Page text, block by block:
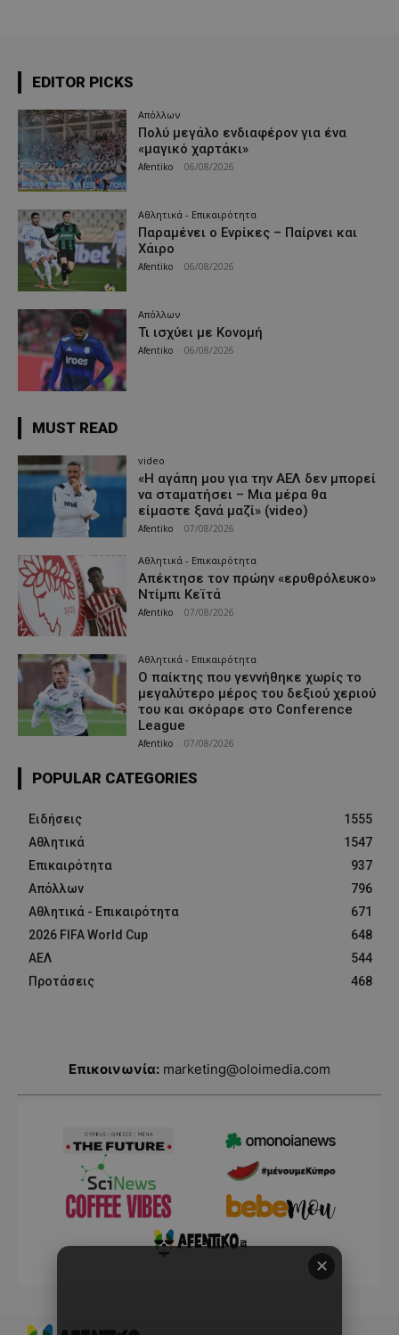
EDITOR PICKS
Απόλλων
Πολύ μεγάλο ενδιαφέρον για ένα
«μαγικό χαρτάκι»
Afentiko 06/08/2026
Αθλητικά - Επικαιρότητα
Παραμένει ο Ενρίκες – Παίρνει και
Χάιρο
Afentiko 06/08/2026
Απόλλων
Τι ισχύει με Κονομή
Afentiko 06/08/2026
MUST READ
video
«Η αγάπη μου για την ΑΕΛ δεν μπορεί
να σταματήσει – Μια μέρα θα
είμαστε ξανά μαζί» (video)
Afentiko 07/08/2026
Αθλητικά - Επικαιρότητα
Απέκτησε τον πρώην «ερυθρόλευκο»
Ντίμπι Κεϊτά
Afentiko 07/08/2026
Αθλητικά - Επικαιρότητα
Ο παίκτης που γεννήθηκε χωρίς το
μεγαλύτερο μέρος του δεξιού χεριού
του και σκόραρε στο Conference
League
Afentiko 07/08/2026
POPULAR CATEGORIES
Ειδήσεις
1555
Αθλητικά
1547
Επικαιρότητα
937
Απόλλων
796
Αθλητικά - Επικαιρότητα
671
2026 FIFA World Cup
648
ΑΕΛ
544
Προτάσεις
468
Επικοινωνία: marketing@oloimedia.com
✕